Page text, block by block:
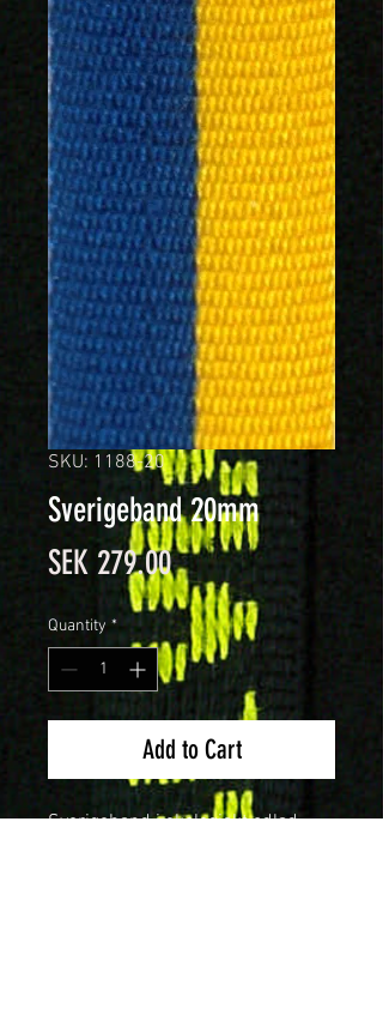
SKU: 1188-20
Sverigeband 20mm
SEK 279.00Price
Quantity *
Add to Cart
Sverigeband i ekologiskt odlad